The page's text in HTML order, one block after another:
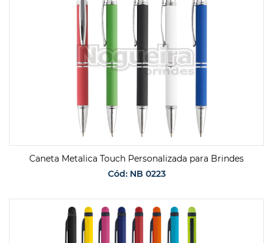
Caneta Metalica Touch Personalizada para Brindes
Cód: NB 0223
SOLICITAR ORÇAMENTO